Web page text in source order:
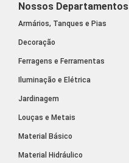
Nossos Departamentos
Armários, Tanques e Pias
Decoração
Ferragens e Ferramentas
Iluminação e Elétrica
Jardinagem
Louças e Metais
Material Básico
Material Hidráulico